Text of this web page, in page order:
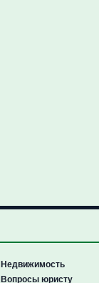
Недвижимость
Вопросы юристу